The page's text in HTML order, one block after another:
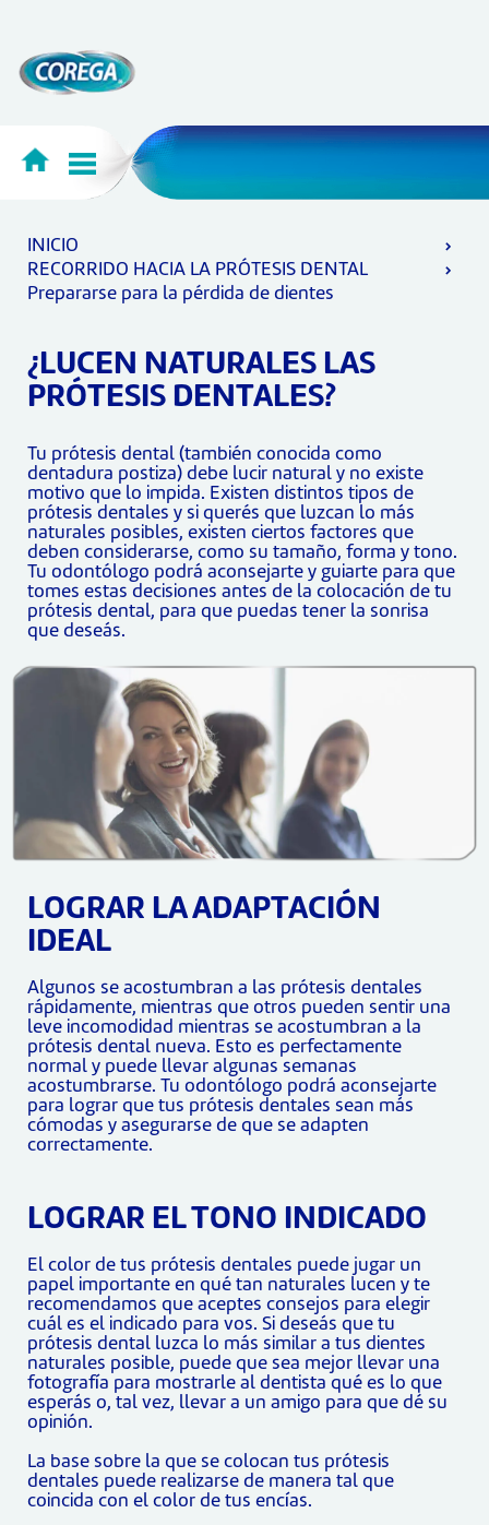
INICIO
RECORRIDO HACIA LA PRÓTESIS DENTAL
Prepararse para la pérdida de dientes
¿LUCEN NATURALES LAS
PRÓTESIS DENTALES?
Tu prótesis dental (también conocida como
dentadura postiza) debe lucir natural y no existe
motivo que lo impida. Existen distintos tipos de
prótesis dentales y si querés que luzcan lo más
naturales posibles, existen ciertos factores que
deben considerarse, como su tamaño, forma y tono.
Tu odontólogo podrá aconsejarte y guiarte para que
tomes estas decisiones antes de la colocación de tu
prótesis dental, para que puedas tener la sonrisa
que deseás.
LOGRAR LA ADAPTACIÓN
IDEAL
Algunos se acostumbran a las prótesis dentales
rápidamente, mientras que otros pueden sentir una
leve incomodidad mientras se acostumbran a la
prótesis dental nueva. Esto es perfectamente
normal y puede llevar algunas semanas
acostumbrarse. Tu odontólogo podrá aconsejarte
para lograr que tus prótesis dentales sean más
cómodas y asegurarse de que se adapten
correctamente.
LOGRAR EL TONO INDICADO
El color de tus prótesis dentales puede jugar un
papel importante en qué tan naturales lucen y te
recomendamos que aceptes consejos para elegir
cuál es el indicado para vos. Si deseás que tu
prótesis dental luzca lo más similar a tus dientes
naturales posible, puede que sea mejor llevar una
fotografía para mostrarle al dentista qué es lo que
esperás o, tal vez, llevar a un amigo para que dé su
opinión.
La base sobre la que se colocan tus prótesis
dentales puede realizarse de manera tal que
coincida con el color de tus encías.